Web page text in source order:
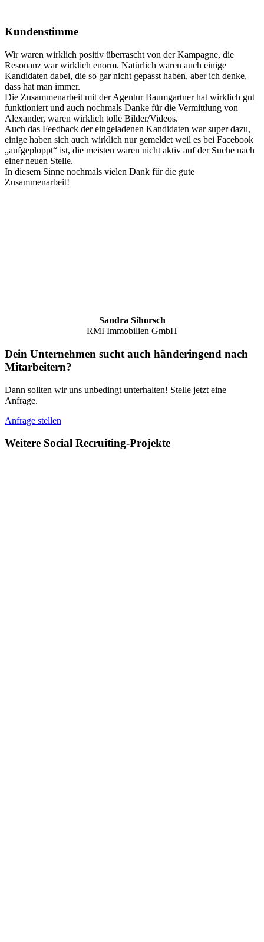
Kundenstimme
Wir waren wirklich positiv überrascht von der Kampagne, die
Resonanz war wirklich enorm. Natürlich waren auch einige
Kandidaten dabei, die so gar nicht gepasst haben, aber ich denke,
dass hat man immer.
Die Zusammenarbeit mit der Agentur Baumgartner hat wirklich gut
funktioniert und auch nochmals Danke für die Vermittlung von
Alexander, waren wirklich tolle Bilder/Videos.
Auch das Feedback der eingeladenen Kandidaten war super dazu,
einige haben sich auch wirklich nur gemeldet weil es bei Facebook
„aufgeploppt“ ist, die meisten waren nicht aktiv auf der Suche nach
einer neuen Stelle.
In diesem Sinne nochmals vielen Dank für die gute
Zusammenarbeit!
Sandra Sihorsch
RMI Immobilien GmbH
Dein Unternehmen sucht auch händeringend nach
Mitarbeitern?
Dann sollten wir uns unbedingt unterhalten! Stelle jetzt eine
Anfrage.
Anfrage stellen
Weitere Social Recruiting-Projekte